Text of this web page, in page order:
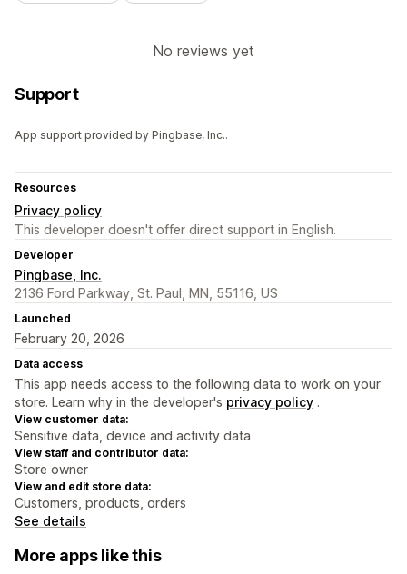
No reviews yet
Support
App support provided by Pingbase, Inc..
Resources
Privacy policy
This developer doesn't offer direct support in English.
Developer
Pingbase, Inc.
2136 Ford Parkway, St. Paul, MN, 55116, US
Launched
February 20, 2026
Data access
This app needs access to the following data to work on your
store. Learn why in the developer's privacy policy .
View customer data:
Sensitive data, device and activity data
View staff and contributor data:
Store owner
View and edit store data:
Customers, products, orders
See details
More apps like this